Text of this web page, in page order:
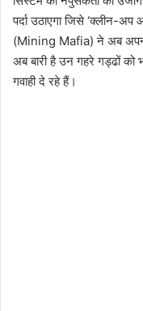
पर्दा उठाएगा जिसे ‘क्लीन-अप
(Mining Mafia) ने अब
अब बारी है उन गहरे गड्ढों
गवाही दे रहे हैं।